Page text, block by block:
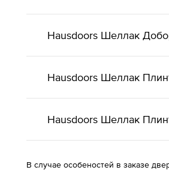
Hausdoors Шеллак
Hausdoors Шеллак
Hausdoors Шеллак
В случае особеностей в заказе